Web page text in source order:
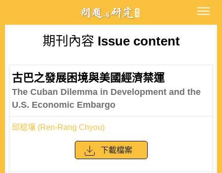
期刊內容 Issue content
古巴之發展困境與美國經濟禁運
The Cuban Dilemma in Development and the
U.S. Economic Embargo
邱稔壤 (Ren-Rang Chyou)
下載檔案